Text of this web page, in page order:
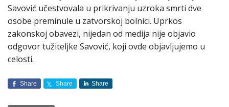
Savović učestvovala u prikrivanju uzroka smrti dve
osobe preminule u zatvorskoj bolnici. Uprkos
zakonskoj obavezi, nijedan od medija nije objavio
odgovor tužiteljke Savović, koji ovde objavljujemo u
celosti.
Share Share Share